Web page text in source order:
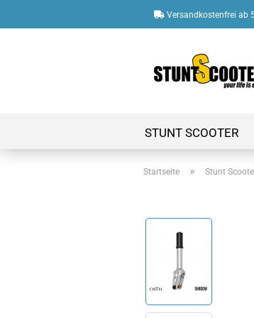
Versandkostenfrei ab
STUNT SCOOTER
Startseite » Stunt